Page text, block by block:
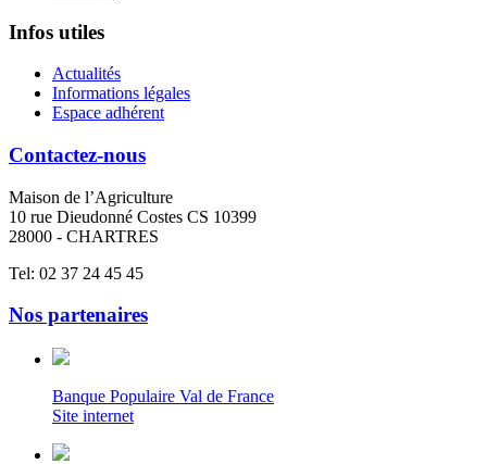
Infos utiles
Actualités
Informations légales
Espace adhérent
Contactez-nous
Maison de l’Agriculture
10 rue Dieudonné Costes CS 10399
28000 - CHARTRES
Tel: 02 37 24 45 45
Nos partenaires
Banque Populaire Val de France
Site internet